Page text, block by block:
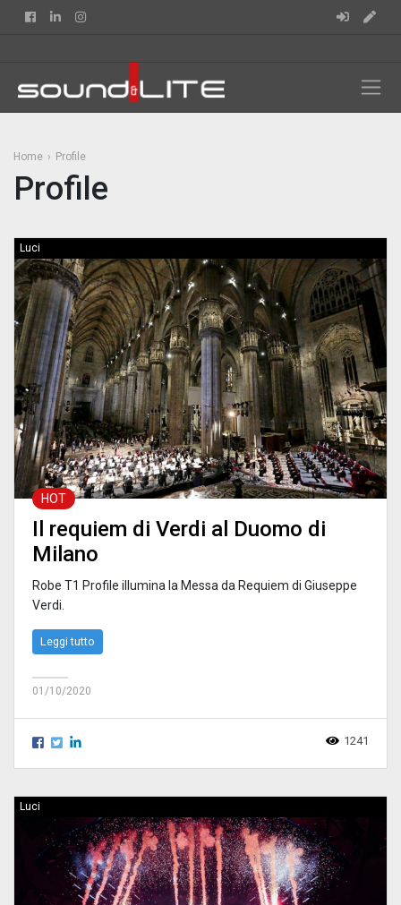
FacebookLinkedin
Home Profile
Profile
Luci
HOT
Il requiem di Verdi al Duomo di
Milano
Robe T1 Profile illumina la Messa da Requiem di Giuseppe
Verdi.
Leggi tutto
01/10/2020
1241
Luci